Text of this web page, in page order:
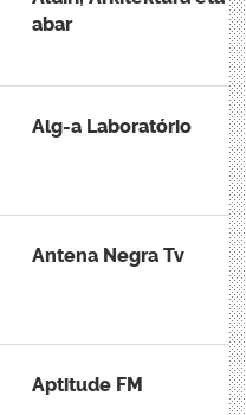
abar
Alg-a Laboratório
Antena Negra Tv
Aptitude FM